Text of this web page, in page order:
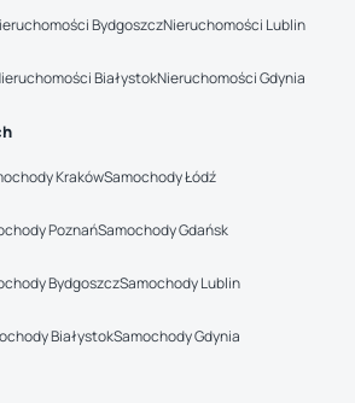
BydgoszczNieruchomości Lublin
BiałystokNieruchomości Gdynia
KrakówSamochody Łódź
PoznańSamochody Gdańsk
BydgoszczSamochody Lublin
BiałystokSamochody Gdynia